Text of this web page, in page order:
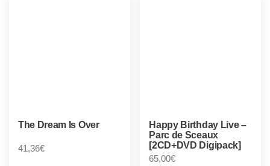
The Dream Is Over
41,36€
Happy Birthday Live –
Parc de Sceaux
[2CD+DVD Digipack]
65,00€